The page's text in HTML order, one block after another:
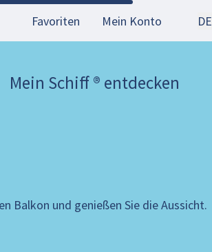
Favoriten Mein Konto DE
Mein Schiff ® entdecken
Balkon und genießen Sie die Aussicht.